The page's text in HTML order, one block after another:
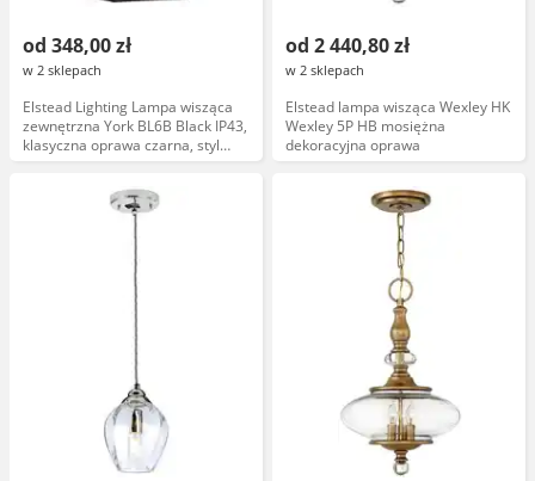
od 348,00 zł
w 2 sklepach
Elstead Lighting Lampa wisząca
zewnętrzna York BL6B Black IP43,
klasyczna oprawa czarna, styl
angielski, lampion, taras
od 2 440,80 zł
w 2 sklepach
Elstead lampa wisząca Wexley HK
Wexley 5P HB mosiężna
dekoracyjna oprawa